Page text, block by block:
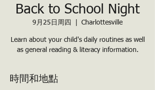
Back to School Night
9月25日周四 Charlottesville
Learn about your child's daily routines as well
as general reading & literacy information.
時間和地點